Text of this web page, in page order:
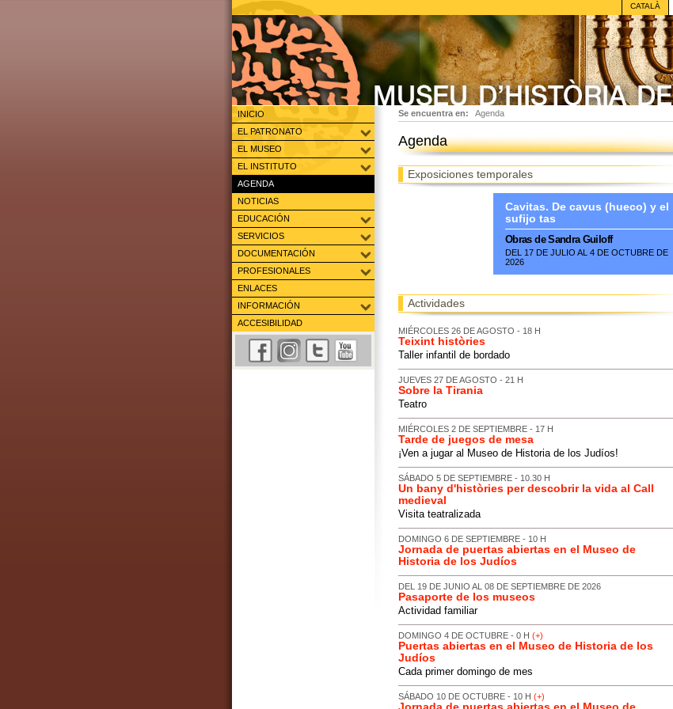
CATALÀ
INICIO
EL PATRONATO
EL MUSEO
EL INSTITUTO
AGENDA
NOTICIAS
EDUCACIÓN
SERVICIOS
DOCUMENTACIÓN
PROFESIONALES
ENLACES
INFORMACIÓN
ACCESIBILIDAD
Se encuentra en: Agenda
Agenda
Exposiciones temporales
Cavitas. De cavus (hueco) y el
sufijo tas
Obras de Sandra Guiloff
DEL 17 DE JULIO AL 4 DE OCTUBRE DE
2026
Actividades
MIÉRCOLES 26 DE AGOSTO - 18 H
Teixint històries
Taller infantil de bordado
JUEVES 27 DE AGOSTO - 21 H
Sobre la Tirania
Teatro
MIÉRCOLES 2 DE SEPTIEMBRE - 17 H
Tarde de juegos de mesa
¡Ven a jugar al Museo de Historia de los Judíos!
SÁBADO 5 DE SEPTIEMBRE - 10.30 H
Un bany d'històries per descobrir la vida al Call
medieval
Visita teatralizada
DOMINGO 6 DE SEPTIEMBRE - 10 H
Jornada de puertas abiertas en el Museo de
Historia de los Judíos
DEL 19 DE JUNIO AL 08 DE SEPTIEMBRE DE 2026
Pasaporte de los museos
Actividad familiar
DOMINGO 4 DE OCTUBRE - 0 H (+)
Puertas abiertas en el Museo de Historia de los
Judíos
Cada primer domingo de mes
SÁBADO 10 DE OCTUBRE - 10 H (+)